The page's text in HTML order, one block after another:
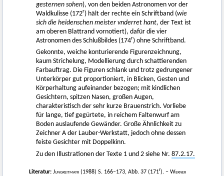
gesternen sohen), von den beiden Astronomen vor der
Waldkulisse (172r) hält der rechte ein Schriftband (wie
sich die heidenschen meister vnderret hant, der Text ist
am oberen Blattrand vornotiert), dafür die vier
Astronomen des Schlußbildes (174r) ohne Schriftband.
Gekonnte, weiche konturierende Figurenzeichnung,
kaum Strichelung, Modellierung durch schattierenden
Farbauftrag. Die Figuren schlank und trotz gedrungener
Unterkörper gut proportioniert, in Blicken, Gesten und
Körperhaltung aufeinander bezogen; mit kindlichen
Gesichtern, spitzen Nasen, großen Augen,
charakteristisch der sehr kurze Brauenstrich. Vorliebe
für lange, tief gegürtete, in reichem Faltenwurf am
Boden auslaufende Gewänder. Große Ähnlichkeit zu
Zeichner A der Lauber-Werkstatt, jedoch ohne dessen
feiste Gesichter mit Doppelkinn.
Zu den Illustrationen der Texte 1 und 2 siehe Nr. 87.2.17.
Literatur: Jungreitmayr (1988) S. 166–173, Abb. 37 (171r). – Werner